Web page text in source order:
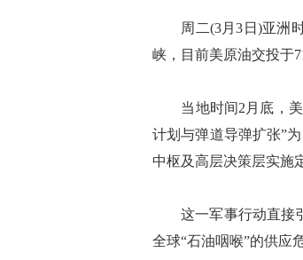
周二(3月3日)亚洲时
峡，目前美原油交投于
当地时间2月底，美
计划与弹道导弹扩张”
中枢及高层决策层实施
这一军事行动直接引
全球“石油咽喉”的供应